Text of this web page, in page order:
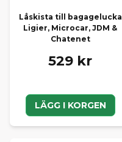
Låskista till bagagelucka
Ligier, Microcar, JDM &
Chatenet
529 kr
LÄGG I KORGEN